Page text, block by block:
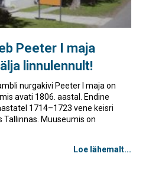
Peeter I maja
linnulennult!
nurgakivi Peeter I maja on
avati 1806. aastal. Endine
1714–1723 vene keisri
Tallinnas. Muuseumis on
Loe lähemalt...